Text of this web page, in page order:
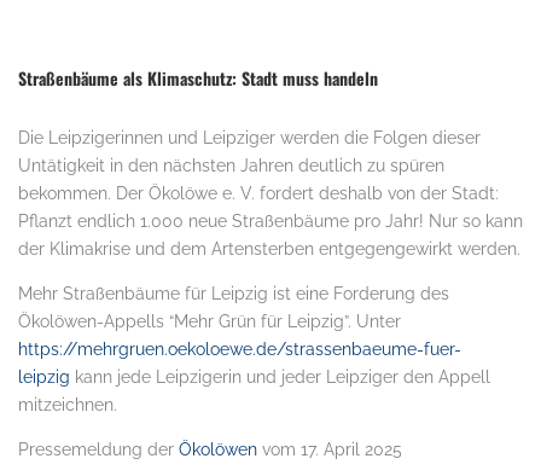
Straßenbäume als Klimaschutz: Stadt muss handeln
Die Leipzigerinnen und Leipziger werden die Folgen dieser
Untätigkeit in den nächsten Jahren deutlich zu spüren
bekommen. Der Ökolöwe e. V. fordert deshalb von der Stadt:
Pflanzt endlich 1.000 neue Straßenbäume pro Jahr! Nur so kann
der Klimakrise und dem Artensterben entgegengewirkt werden.
Mehr Straßenbäume für Leipzig ist eine Forderung des
Ökolöwen-Appells “Mehr Grün für Leipzig”. Unter
https://mehrgruen.oekoloewe.de/strassenbaeume-fuer-
leipzig kann jede Leipzigerin und jeder Leipziger den Appell
mitzeichnen.
Pressemeldung der Ökolöwen vom 17. April 2025